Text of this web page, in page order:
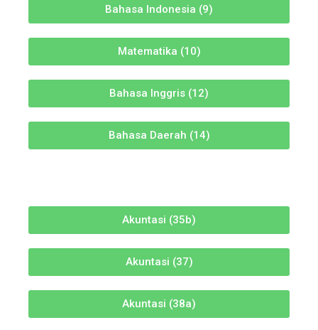
Bahasa Indonesia (9)
Matematika (10)
Bahasa Inggris (12)
Bahasa Daerah (14)
Akuntasi (35b)
Akuntasi (37)
Akuntasi (38a)